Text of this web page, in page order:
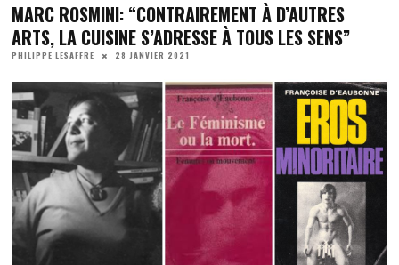
MARC ROSMINI: “CONTRAIREMENT À D’AUTRES
ARTS, LA CUISINE S’ADRESSE À TOUS LES SENS”
PHILIPPE LESAFFRE 28 JANVIER 2021